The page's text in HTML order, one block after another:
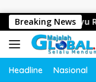
Breaking News
Dirgahayu
Headline Nasional